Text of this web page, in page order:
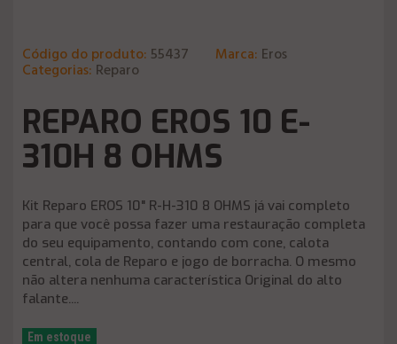
Código do produto: 55437 Marca: Eros
Categorias: Reparo
REPARO EROS 10 E-
310H 8 OHMS
Kit Reparo EROS 10" R-H-310 8 OHMS já vai completo
para que você possa fazer uma restauração completa
do seu equipamento, contando com cone, calota
central, cola de Reparo e jogo de borracha. O mesmo
não altera nenhuma característica Original do alto
falante....
Em estoque